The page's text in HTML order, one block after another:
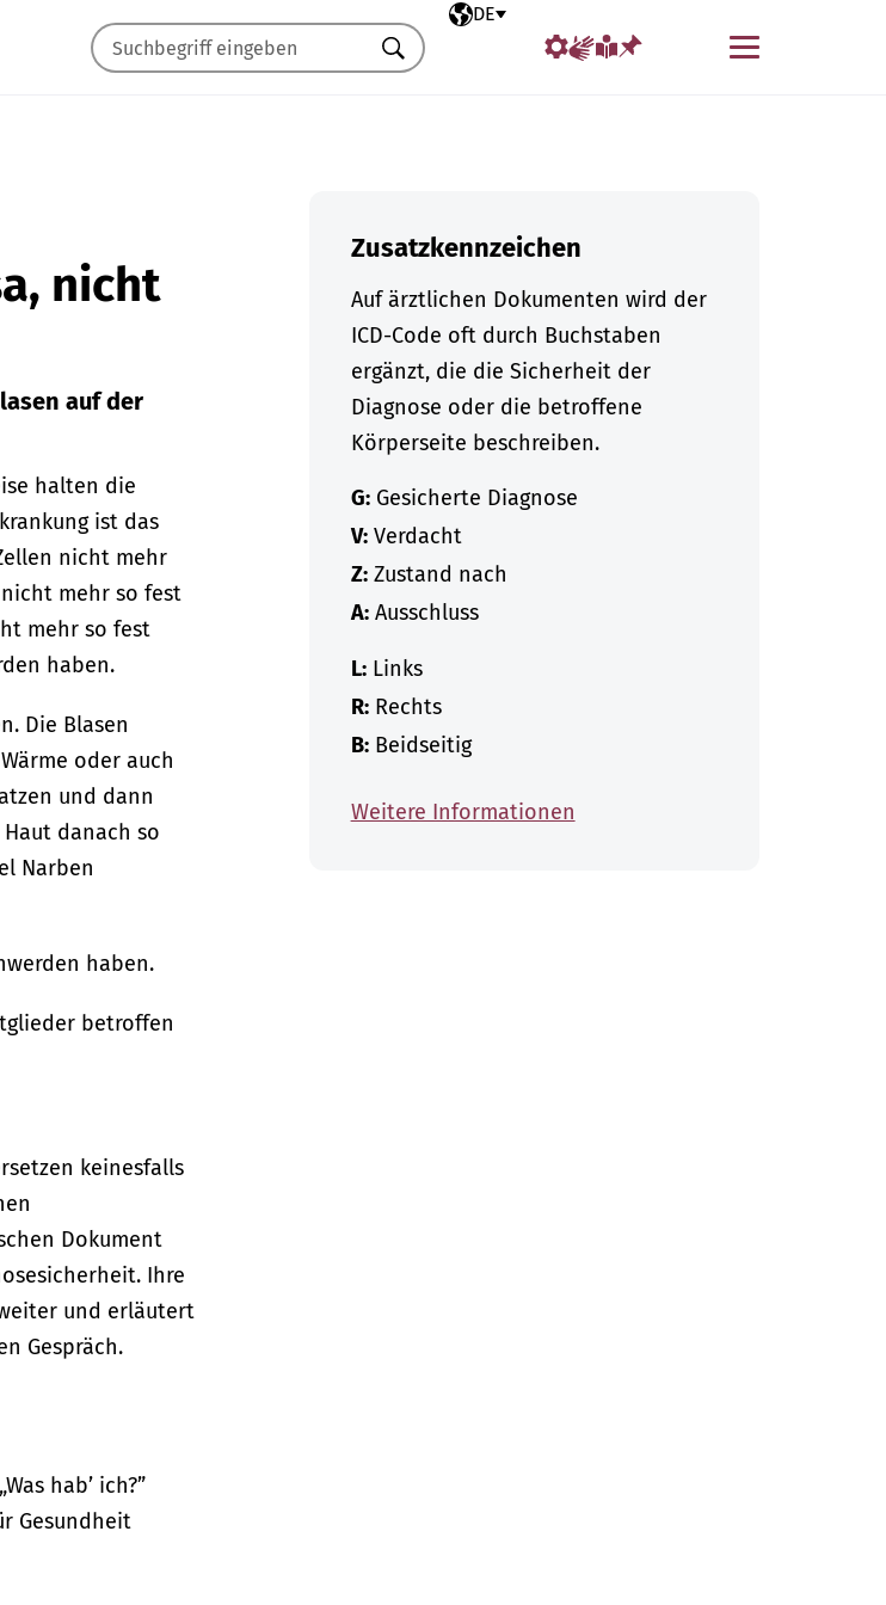
Ausgewählte Sprache
DE
Menü
Suchen
nicht
auf der
halten die
ist das
nicht mehr
mehr so fest
mehr so fest
haben.
Die Blasen
oder auch
und dann
danach so
Narben
haben.
betroffen
keinesfalls
Dokument
Ihre
und erläutert
Gespräch.
hab’ ich?”
Gesundheit
Zusatzkennzeichen
Auf ärztlichen Dokumenten wird der
ICD-Code oft durch Buchstaben
ergänzt, die die Sicherheit der
Diagnose oder die betroffene
Körperseite beschreiben.
G:Gesicherte Diagnose
V:Verdacht
Z:Zustand nach
A:Ausschluss
L:Links
R:Rechts
B:Beidseitig
Weitere Informationen